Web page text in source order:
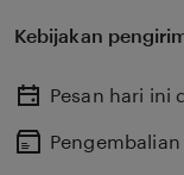
Kebijakan
Pesan hari ini